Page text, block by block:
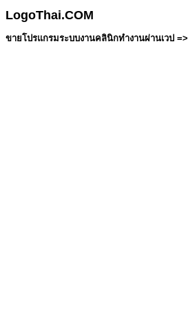
LogoThai.COM
ขายโปรแกรมระบบงานคลินิกทำงานผ่านเวป =>